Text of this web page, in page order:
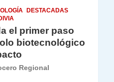
DESTACADAS
el primer paso
biotecnológico
Regional